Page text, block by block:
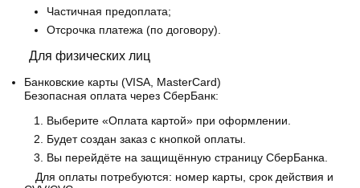
Частичная предоплата;
Отсрочка платежа (по договору).
Для физических лиц
Банковские карты (VISA, MasterCard)
Безопасная оплата через СберБанк:
Выберите «Оплата картой» при оформлении.
Будет создан заказ с кнопкой оплаты.
Вы перейдёте на защищённую страницу СберБанка.
Для оплаты потребуются: номер карты, срок действия и